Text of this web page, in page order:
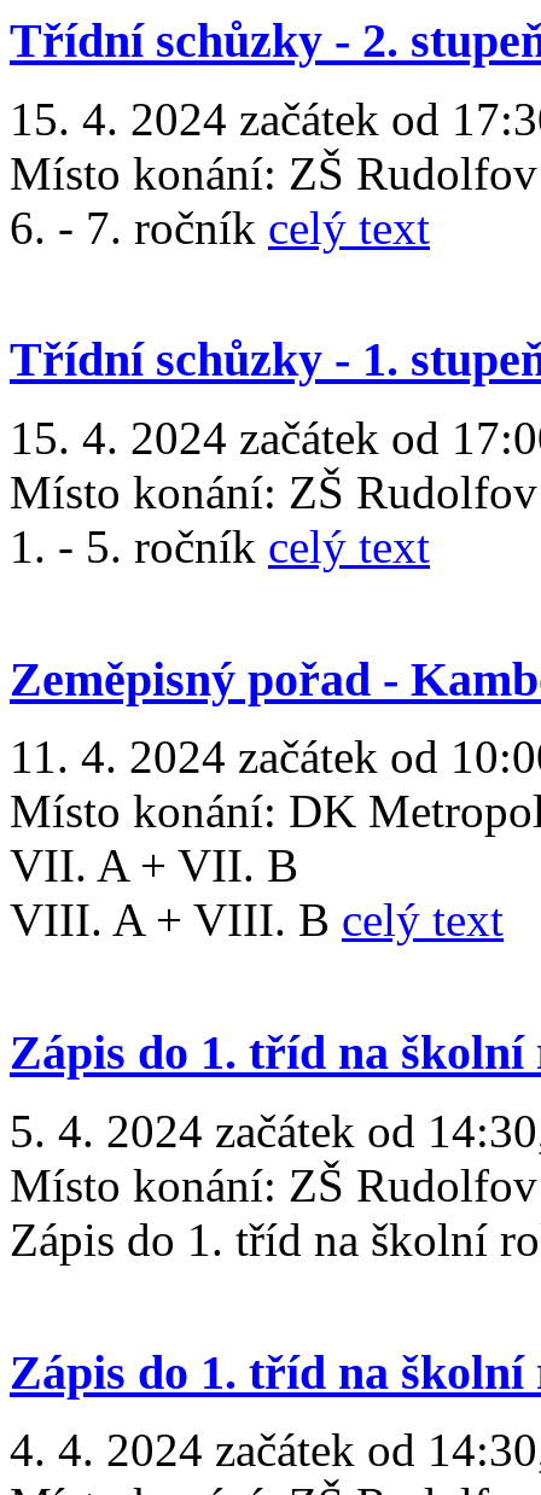
Třídní schůzky - 2.
15. 4. 2024 začátek od
Místo konání: ZŠ Rudolfov
6. - 7. ročník celý text
Třídní schůzky - 1.
15. 4. 2024 začátek od
Místo konání: ZŠ Rudolfov
1. - 5. ročník celý text
Zeměpisný pořad -
11. 4. 2024 začátek od
Místo konání: DK
VII. A + VII. B
VIII. A + VIII. B celý text
Zápis do 1. tříd na školní
5. 4. 2024 začátek od
Místo konání: ZŠ Rudolfov
Zápis do 1. tříd na školní
Zápis do 1. tříd na školní
4. 4. 2024 začátek od